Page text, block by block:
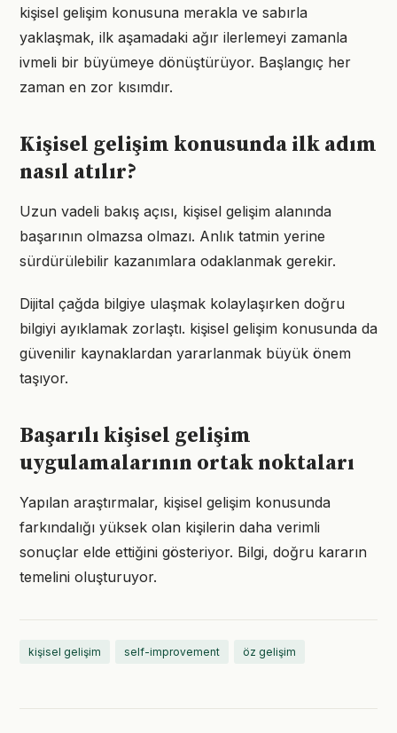
kişisel gelişim konusuna merakla ve sabırla
yaklaşmak, ilk aşamadaki ağır ilerlemeyi zamanla
ivmeli bir büyümeye dönüştürüyor. Başlangıç her
zaman en zor kısımdır.
Kişisel gelişim konusunda ilk adım
nasıl atılır?
Uzun vadeli bakış açısı, kişisel gelişim alanında
başarının olmazsa olmazı. Anlık tatmin yerine
sürdürülebilir kazanımlara odaklanmak gerekir.
Dijital çağda bilgiye ulaşmak kolaylaşırken doğru
bilgiyi ayıklamak zorlaştı. kişisel gelişim konusunda da
güvenilir kaynaklardan yararlanmak büyük önem
taşıyor.
Başarılı kişisel gelişim
uygulamalarının ortak noktaları
Yapılan araştırmalar, kişisel gelişim konusunda
farkındalığı yüksek olan kişilerin daha verimli
sonuçlar elde ettiğini gösteriyor. Bilgi, doğru kararın
temelini oluşturuyor.
kişisel gelişim self-improvement öz gelişim